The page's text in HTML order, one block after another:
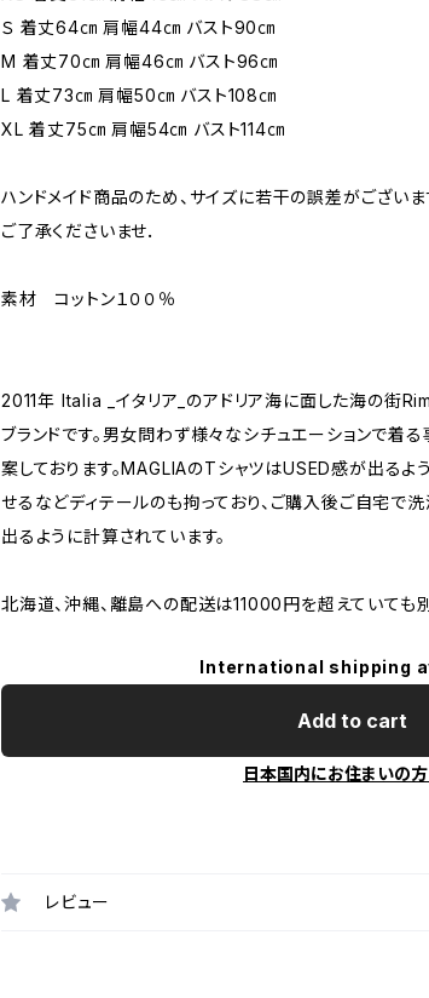
Ｓ 着丈64㎝ 肩幅44㎝ バスト90㎝
M 着丈70㎝ 肩幅46㎝ バスト96㎝
L 着丈73㎝ 肩幅50㎝ バスト108㎝
XL 着丈75㎝ 肩幅54㎝ バスト114㎝
ハンドメイド商品のため、サイズに若干の誤差がございま
ご了承くださいませ．
素材 コットン１００％
2011年 Italia _イタリア_のアドリア海に面した海の街
ブランドです。男女問わず様々なシチュエーションで着
案しております。MAGLIAのTシャツはUSED感が出るよ
せるなどディテールのも拘っており、ご購入後ご自宅で
出るように計算されています。
北海道、沖縄、離島への配送は11000円を超えていても
International shipping
Add to cart
日本国内にお住まいの
レビュー